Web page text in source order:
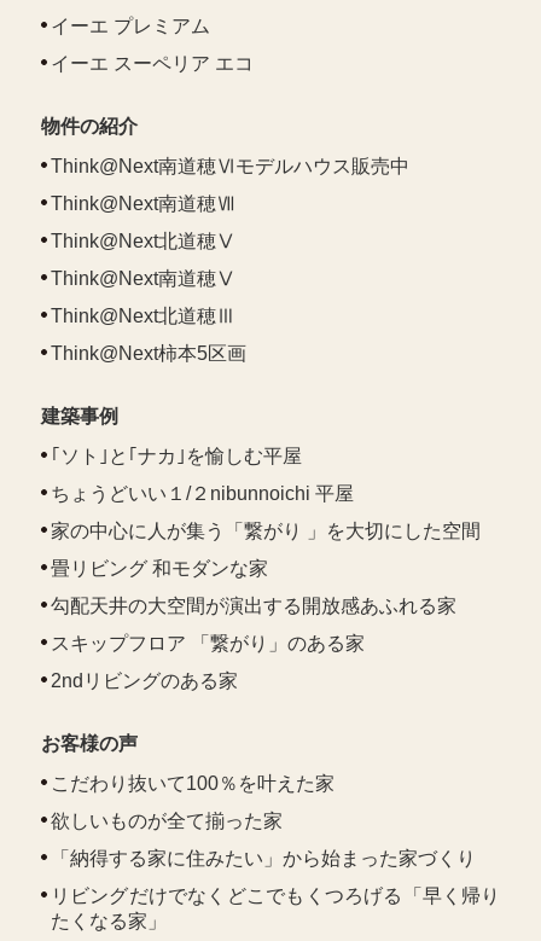
イーエ プレミアム
イーエ スーペリア エコ
物件の紹介
Think@Next南道穂Ⅵモデルハウス販売中
Think@Next南道穂Ⅶ
Think@Next北道穂Ⅴ
Think@Next南道穂Ⅴ
Think@Next北道穂Ⅲ
Think@Next柿本5区画
建築事例
｢ソト｣と｢ナカ｣を愉しむ平屋
ちょうどいい１/２nibunnoichi 平屋
家の中心に人が集う「繋がり 」を大切にした空間
畳リビング 和モダンな家
勾配天井の大空間が演出する開放感あふれる家
スキップフロア 「繋がり」のある家
2ndリビングのある家
お客様の声
こだわり抜いて100％を叶えた家
欲しいものが全て揃った家
「納得する家に住みたい」から始まった家づくり
リビングだけでなくどこでもくつろげる「早く帰り
たくなる家」